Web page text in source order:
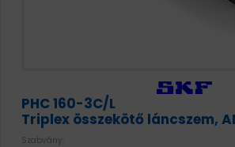
PHC 160-3C/L
Triplex összekötő láncszem,
Szabvány: